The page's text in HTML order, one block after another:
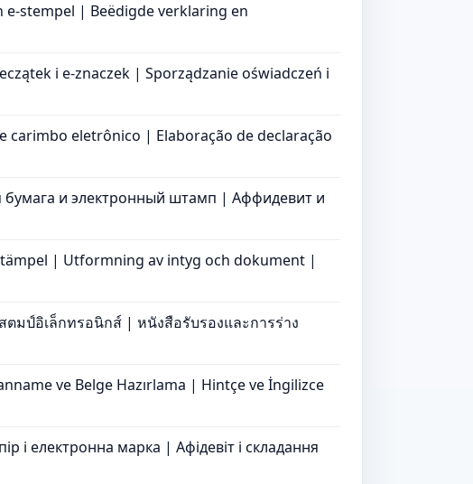
stempel | Beëdigde verklaring en
i e-znaczek | Sporządzanie oświadczeń i
carimbo eletrônico | Elaboração de declaração
и электронный штамп | Аффидевит и
| Utformning av intyg och dokument |
มป์อิเล็กทรอนิกส์ | หนังสือรับรองและการร่าง
ve Belge Hazırlama | Hintçe ve İngilizce
і електронна марка | Афідевіт і складання